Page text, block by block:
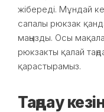
жібереді. Мұндай
сапалы рюкзак
маңызды. Осы
рюкзакты қалай
қарастырамыз.
Таңдау